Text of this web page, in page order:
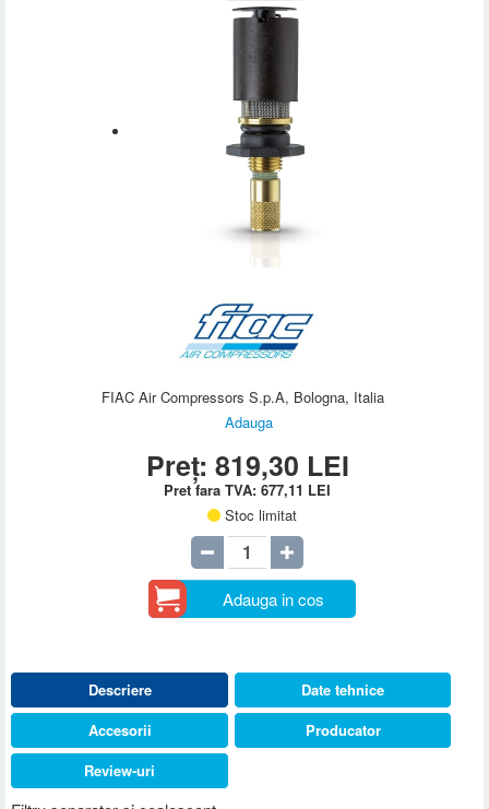
FIAC Air Compressors S.p.A, Bologna, Italia
Adauga
Preț: 819,30 LEI
Pret fara TVA:677,11 LEI
Stoc limitat
Adauga in cos
Descriere
Date tehnice
Accesorii
Producator
Review-uri